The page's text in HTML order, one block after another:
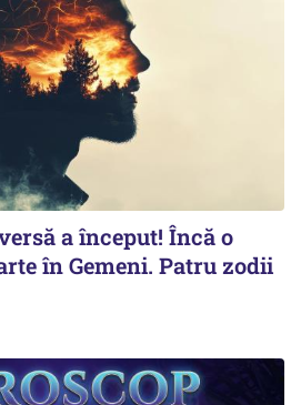
a început! Încă o
în Gemeni. Patru zodii